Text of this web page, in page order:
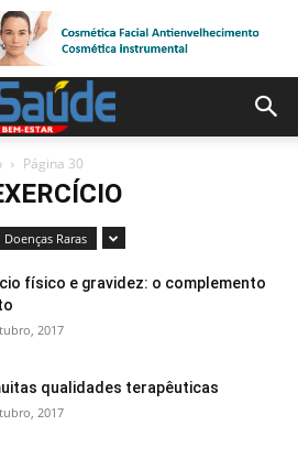
Página 30
Doenças Raras
físico e gravidez: o complemento
2017
qualidades terapêuticas
2017